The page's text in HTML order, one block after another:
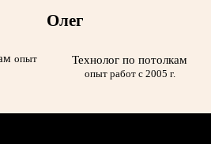
опыт
Технолог по потолкам
опыт работ с 2005 г.
Олег